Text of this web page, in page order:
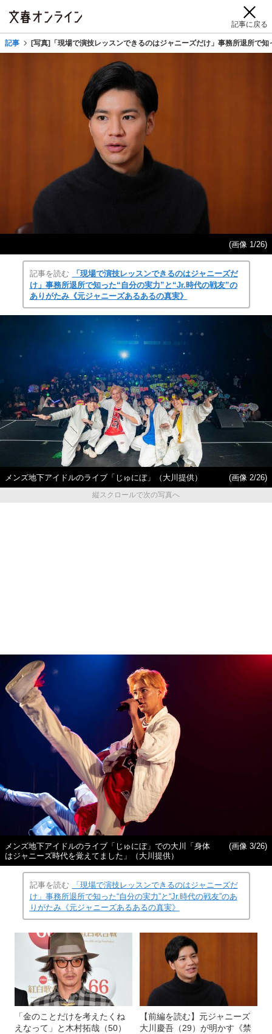
記事に戻る
記事 [写真]「現場で演技レッスンできるのはジャニーズだけ」事務所退所で
(画像 1/26)
記事を読む
「現場で演技レッスンできるのはジャニーズだ
け」事務所退所で知った“自分の実力”と“Jr.時代の戦友”の
ありがたみ《元ジャニーズあるあるの真実》
メンズ地下アイドルのライブ「じゅにぼ」（大川提供）
(画像 2/26)
縦スクロールで次の写真へ
メンズ地下アイドルのライブ「じゅにぼ」での大川「身体
はジャニーズ時代を覚えてました」（大川提供）
(画像 3/26)
記事を読む
「現場で演技レッスンできるのはジャニーズだ
け」事務所退所で知った“自分の実力”と“Jr.時代の戦友”のあ
りがたみ《元ジャニーズあるあるの真実》
「金のことだけを考えたくね
えなって」と木村拓哉（50）
【前編を読む】元ジャニーズ
大川慶吾（29）が明かす《禁